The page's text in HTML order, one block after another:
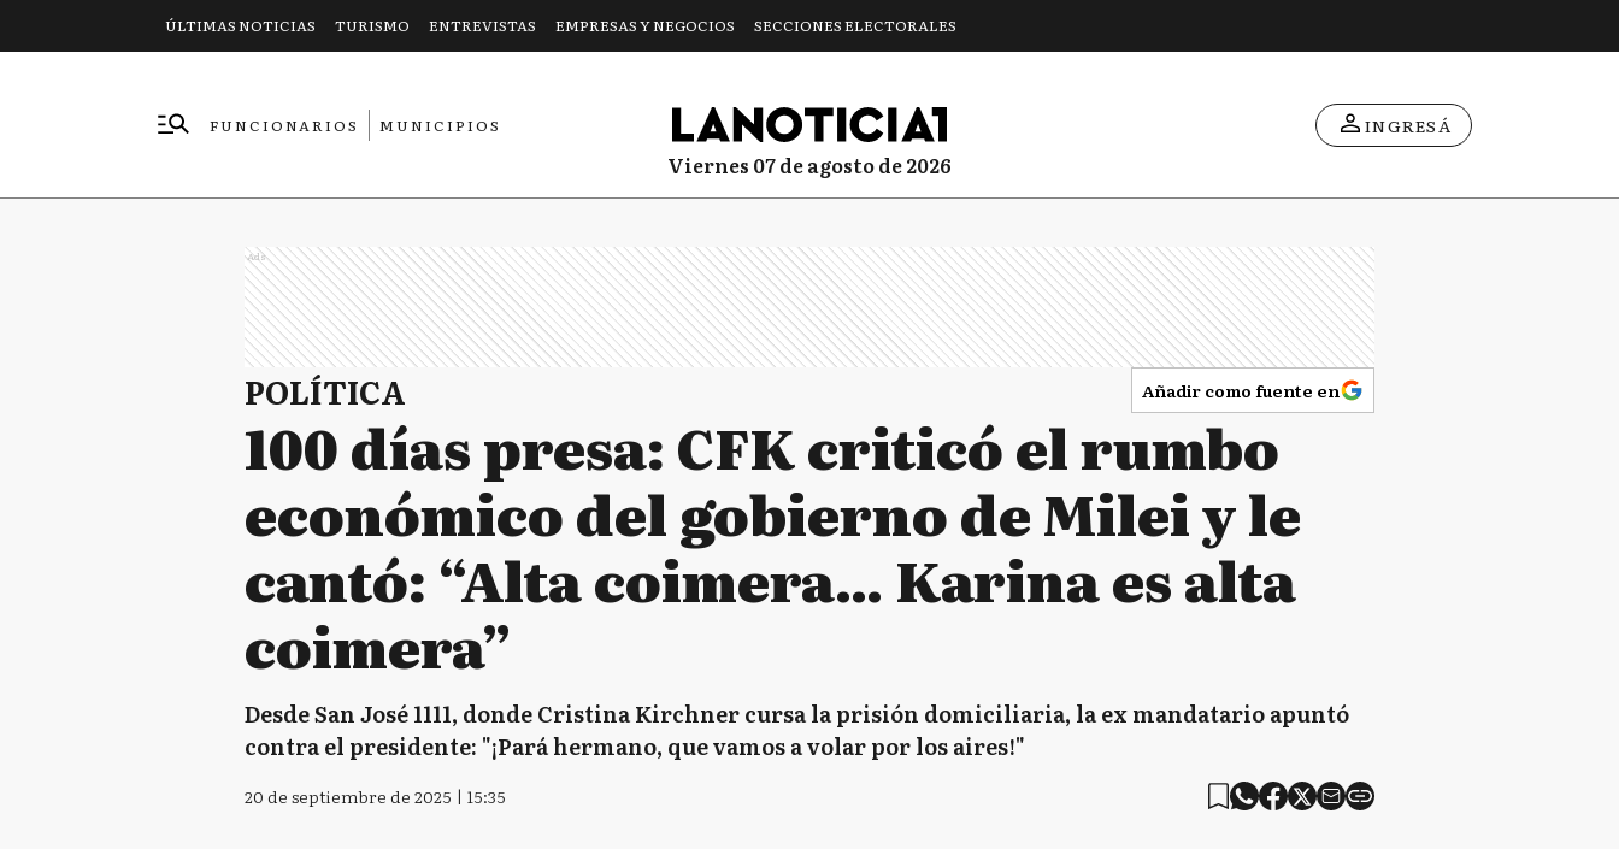
ÚLTIMAS NOTICIAS TURISMO ENTREVISTAS EMPRESAS Y NEGOCIOS SECCIONES ELECTORALES
FUNCIONARIOS
MUNICIPIOS
viernes 07 de agosto de 2026
INGRESÁ
Ads
POLÍTICA Añadir como fuente en
100 días presa: CFK criticó el rumbo
económico del gobierno de Milei y le
cantó: “Alta coimera… Karina es alta
coimera”
Desde San José 1111, donde Cristina Kirchner cursa la prisión domiciliaria, la ex mandatario apuntó
contra el presidente: "¡Pará hermano, que vamos a volar por los aires!"
20 de septiembre de 2025 | 15:35